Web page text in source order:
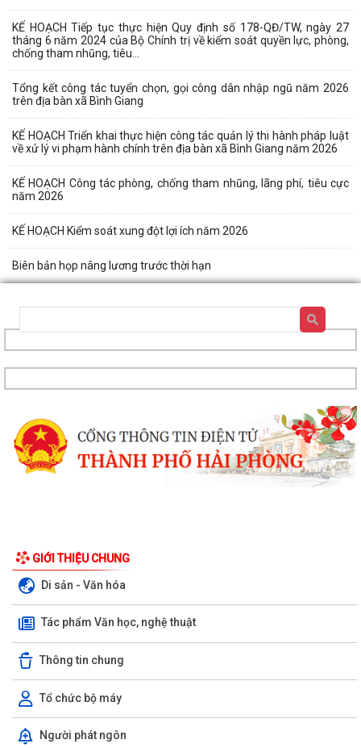
KẾ HOẠCH Tiếp tục thực hiện Quy định số 178-QĐ/TW, ngày 27
tháng 6 năm 2024 của Bộ Chính trị về kiểm soát quyền lực, phòng,
chống tham nhũng, tiêu...
Tổng kết công tác tuyển chọn, gọi công dân nhập ngũ năm 2026
trên địa bàn xã Bình Giang
KẾ HOẠCH Triển khai thực hiện công tác quản lý thi hành pháp luật
về xử lý vi phạm hành chính trên địa bàn xã Bình Giang năm 2026
KẾ HOẠCH Công tác phòng, chống tham nhũng, lãng phí, tiêu cực
năm 2026
KẾ HOẠCH Kiểm soát xung đột lợi ích năm 2026
Biên bản họp nâng lương trước thời hạn
GIỚI THIỆU CHUNG
Di sản - Văn hóa
Tác phẩm Văn học, nghệ thuật
Thông tin chung
Tổ chức bộ máy
Người phát ngôn
Về việc danh mục TTHC đã cung cấp DVCTT và TTHC chưa đủ điều